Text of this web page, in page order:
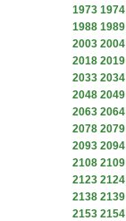
1973 1974
1988 1989
2003 2004
2018 2019
2033 2034
2048 2049
2063 2064
2078 2079
2093 2094
2108 2109
2123 2124
2138 2139
2153 2154